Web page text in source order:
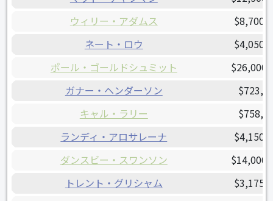
ウィリー・アダムス
ネート・ロウ
ポール・ゴールドシュミット
ガナー・ヘンダーソン
キャル・ラリー
ランディ・アロサレーナ
ダンスビー・スワンソン
トレント・グリシャム